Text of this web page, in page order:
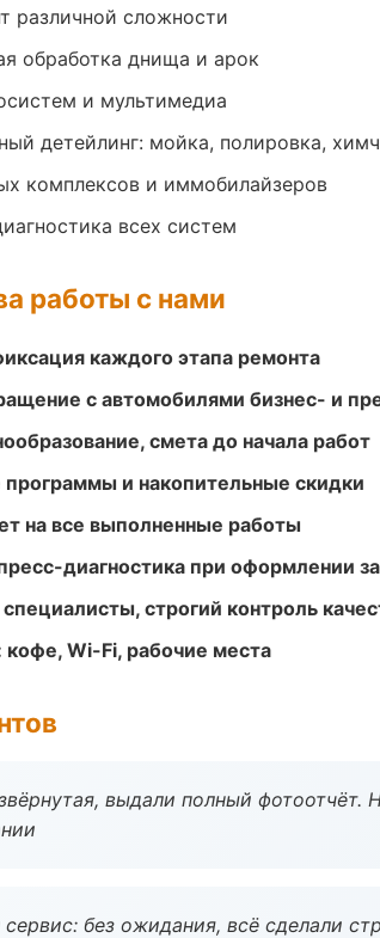
различной сложности
обработка днища и арок
и мультимедиа
детейлинг: мойка, полировка,
комплексов и иммобилайзеров
всех систем
работы с нами
каждого этапа ремонта
с автомобилями бизнес- и
смета до начала работ
и накопительные скидки
на все выполненные работы
диагностика при оформлении
строгий контроль
Wi-Fi, рабочие места
выдали полный фотоотчёт.
без ожидания, всё сделали